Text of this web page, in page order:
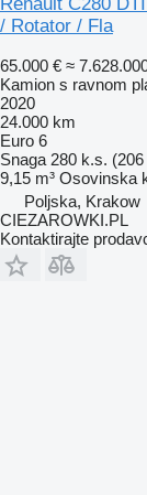
/ Rotator / Fla
65.000 € ≈
Kamion s ravnom
2020
24.000 km
Euro 6
Snaga 280 k.s.
9,15 m³ Osovinska
Poljska, Krakow
CIEZAROWKI.PL
Kontaktirajte